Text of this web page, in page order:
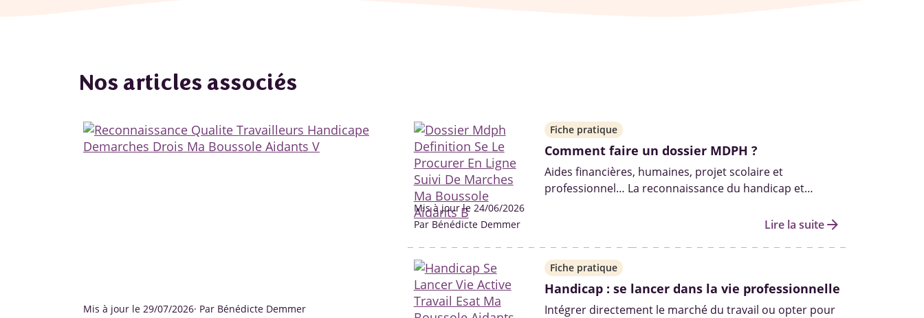
Nos articles associés
Mis à jour le 29/07/2026· Par Bénédicte Demmer
Mis à jour le 24/06/2026
Par Bénédicte Demmer
Fiche pratique
Comment faire un dossier MDPH ?
Aides financières, humaines, projet scolaire et
professionnel… La reconnaissance du handicap et
dossier MDPH. Demande, renouvellement et suivi…
Lire la suitearrow_forward
Fiche pratique
Handicap : se lancer dans la vie professionnelle
Intégrer directement le marché du travail ou opter pour